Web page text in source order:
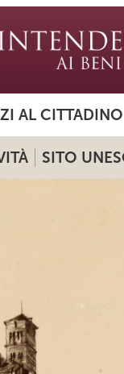
AL CITTADINO
SITO